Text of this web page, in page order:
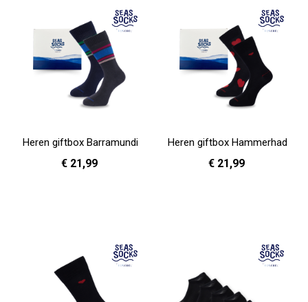
Heren giftbox Barramundi
€ 21,99
Heren giftbox Hammerhad
€ 21,99